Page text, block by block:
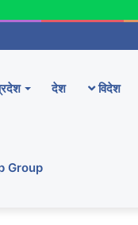
देश विदेश
Group